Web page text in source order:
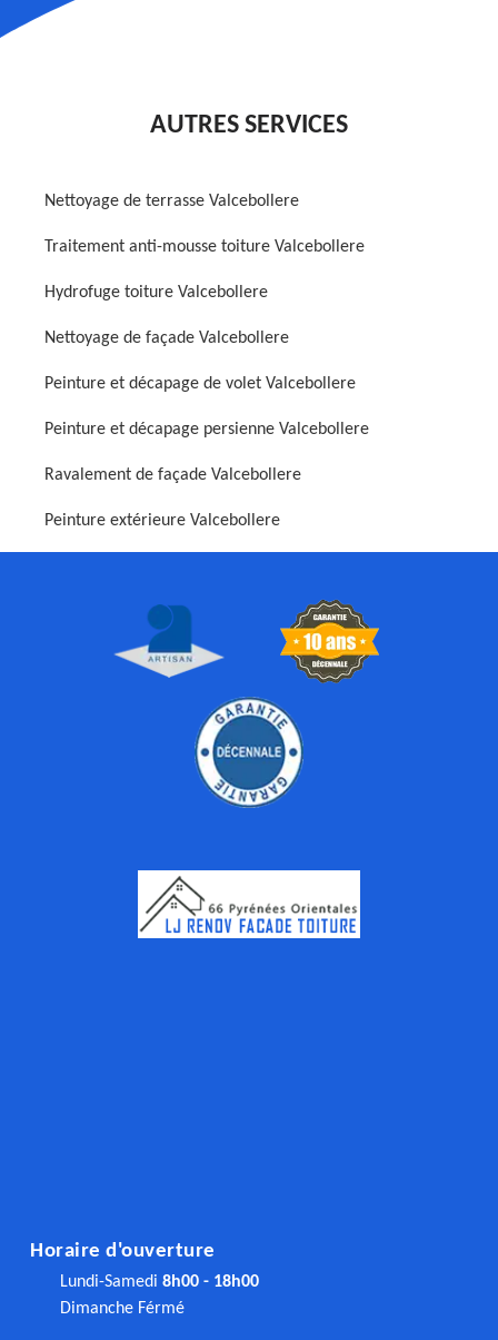
AUTRES SERVICES
Nettoyage de terrasse Valcebollere
Traitement anti-mousse toiture Valcebollere
Hydrofuge toiture Valcebollere
Nettoyage de façade Valcebollere
Peinture et décapage de volet Valcebollere
Peinture et décapage persienne Valcebollere
Ravalement de façade Valcebollere
Peinture extérieure Valcebollere
Horaire d'ouverture
Lundi-Samedi 8h00 - 18h00
Dimanche Férmé